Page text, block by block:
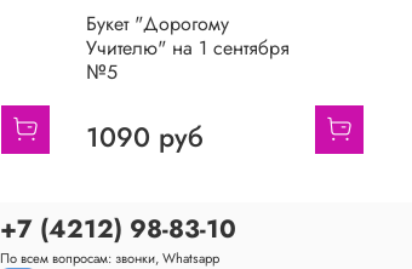
Букет "Дорогому
Учителю" на 1 сентября
№5
1090 руб
+7 (4212) 98-83-10
По всем вопросам: звонки, Whatsapp